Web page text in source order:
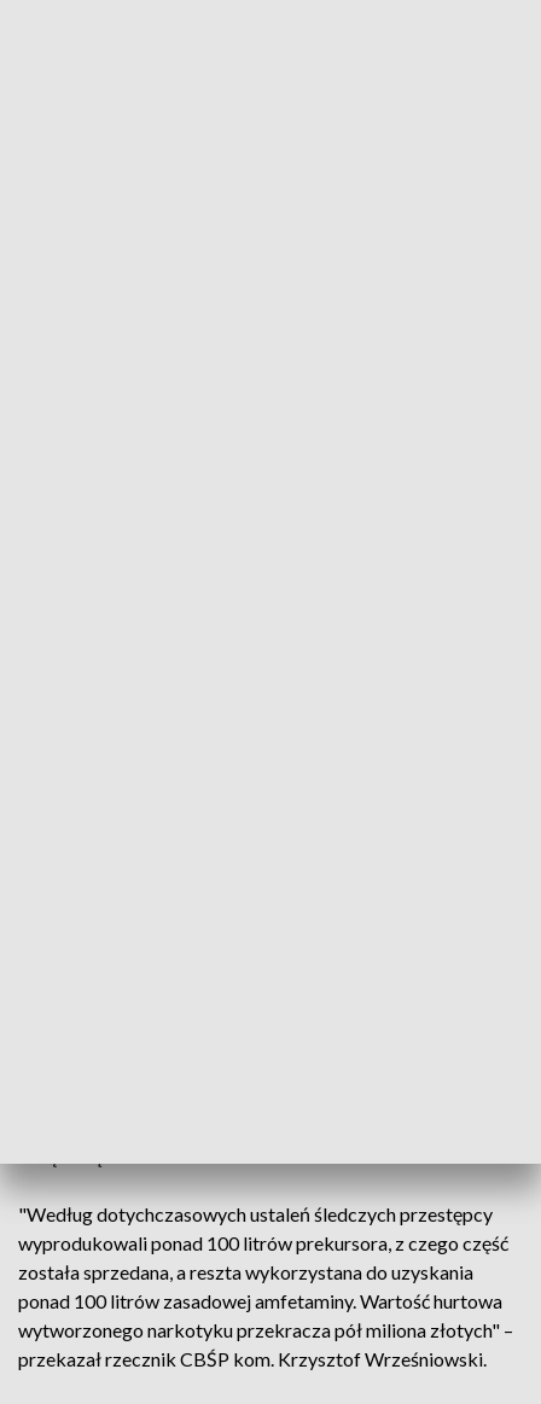
"Według dotychczasowych ustaleń śledczych przestępcy
wyprodukowali ponad 100 litrów prekursora, z czego część
została sprzedana, a reszta wykorzystana do uzyskania
ponad 100 litrów zasadowej amfetaminy. Wartość hurtowa
wytworzonego narkotyku przekracza pół miliona złotych" –
przekazał rzecznik CBŚP kom. Krzysztof Wrześniowski.